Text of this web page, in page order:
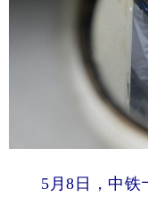
5月8日，中铁